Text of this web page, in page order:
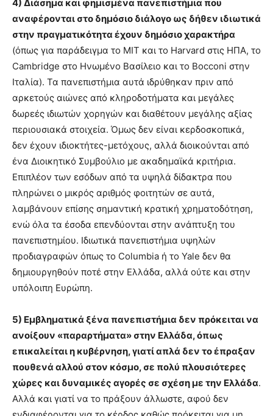
4) Διάσημα και φημισμένα πανεπιστήμια που
αναφέρονται στο δημόσιο διάλογο ως δήθεν ιδιωτικά
στην πραγματικότητα έχουν δημόσιο χαρακτήρα
(όπως για παράδειγμα το MIT και το Harvard στις ΗΠΑ, το
Cambridge στο Ηνωμένο Βασίλειο και το Bocconi στην
Ιταλία). Τα πανεπιστήμια αυτά ιδρύθηκαν πριν από
αρκετούς αιώνες από κληροδοτήματα και μεγάλες
δωρεές ιδιωτών χορηγών και διαθέτουν μεγάλης αξίας
περιουσιακά στοιχεία. Όμως δεν είναι κερδοσκοπικά,
δεν έχουν ιδιοκτήτες-μετόχους, αλλά διοικούνται από
ένα Διοικητικό Συμβούλιο με ακαδημαϊκά κριτήρια.
Επιπλέον των εσόδων από τα υψηλά δίδακτρα που
πληρώνει ο μικρός αριθμός φοιτητών σε αυτά,
λαμβάνουν επίσης σημαντική κρατική χρηματοδότηση,
ενώ όλα τα έσοδα επενδύονται στην ανάπτυξη του
πανεπιστημίου. Ιδιωτικά πανεπιστήμια υψηλών
προδιαγραφών όπως το Columbia ή το Yale δεν θα
δημιουργηθούν ποτέ στην Ελλάδα, αλλά ούτε και στην
υπόλοιπη Ευρώπη.
5) Εμβληματικά ξένα πανεπιστήμια δεν πρόκειται να
ανοίξουν «παραρτήματα» στην Ελλάδα, όπως
επικαλείται η κυβέρνηση, γιατί απλά δεν το έπραξαν
πουθενά αλλού στον κόσμο, σε πολύ πλουσιότερες
χώρες και δυναμικές αγορές σε σχέση με την Ελλάδα.
Αλλά και γιατί να το πράξουν άλλωστε, αφού δεν